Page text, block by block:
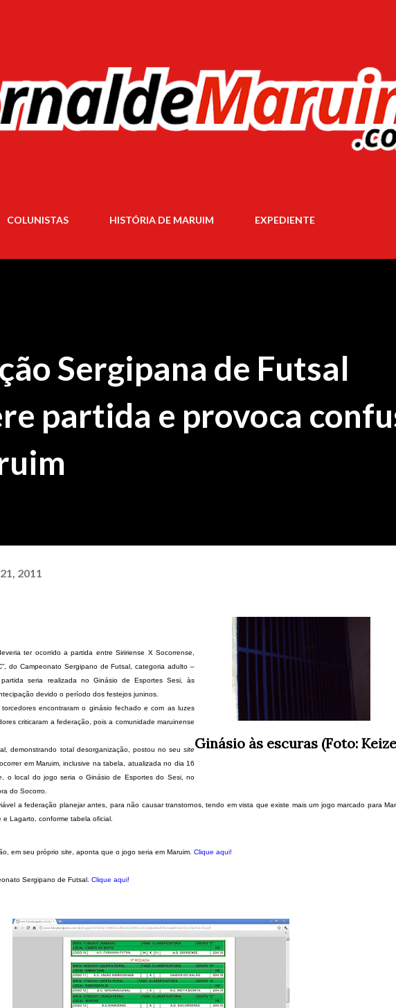
COLUNISTAS HISTÓRIA DE MARUIM EXPEDIENTE
Sergipana de Futsal
partida e provoca
2011
Ginásio às escuras (Foto:
ter ocorrido a partida entre Siririense X Socorrense,
do Campeonato Sergipano de Futsal, categoria adulto –
seria realizada no Ginásio de Esportes Sesi, às
devido o período dos festejos juninos.
encontraram o ginásio fechado e com as luzes
criticaram a federação, pois a comunidade maruinense
demonstrando total desorganização, postou no seu site
em Maruim, inclusive na tabela, atualizada no dia 16
, o local do jogo seria o Ginásio de Esportes do Sesi, no
do Socorro.
a federação planejar antes, para não causar transtornos, tendo em vista que existe mais um jogo marcado para
e Lagarto, conforme tabela oficial.
em seu próprio site, aponta que o jogo seria em Maruim. Clique aqui!
Sergipano de Futsal. Clique aqui!